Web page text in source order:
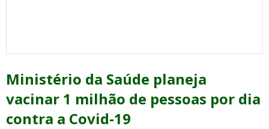
Ministério da Saúde planeja
vacinar 1 milhão de pessoas por dia
contra a Covid-19